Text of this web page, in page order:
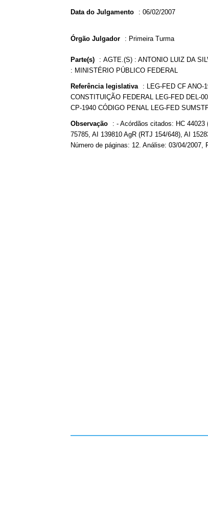
Data do Julgamento : 06/02/2007
Órgão Julgador : Primeira Turma
Parte(s) : AGTE.(S) : ANTONIO LUIZ DA
: MINISTÉRIO PÚBLICO FEDERAL
Referência legislativa : LEG-FED CF ANO-
CONSTITUIÇÃO FEDERAL LEG-FED DEL-
CP-1940 CÓDIGO PENAL LEG-FED
Observação : - Acórdãos citados: HC 44023
75785, AI 139810 AgR (RTJ 154/648), AI
Número de páginas: 12. Análise: 03/04/2007,